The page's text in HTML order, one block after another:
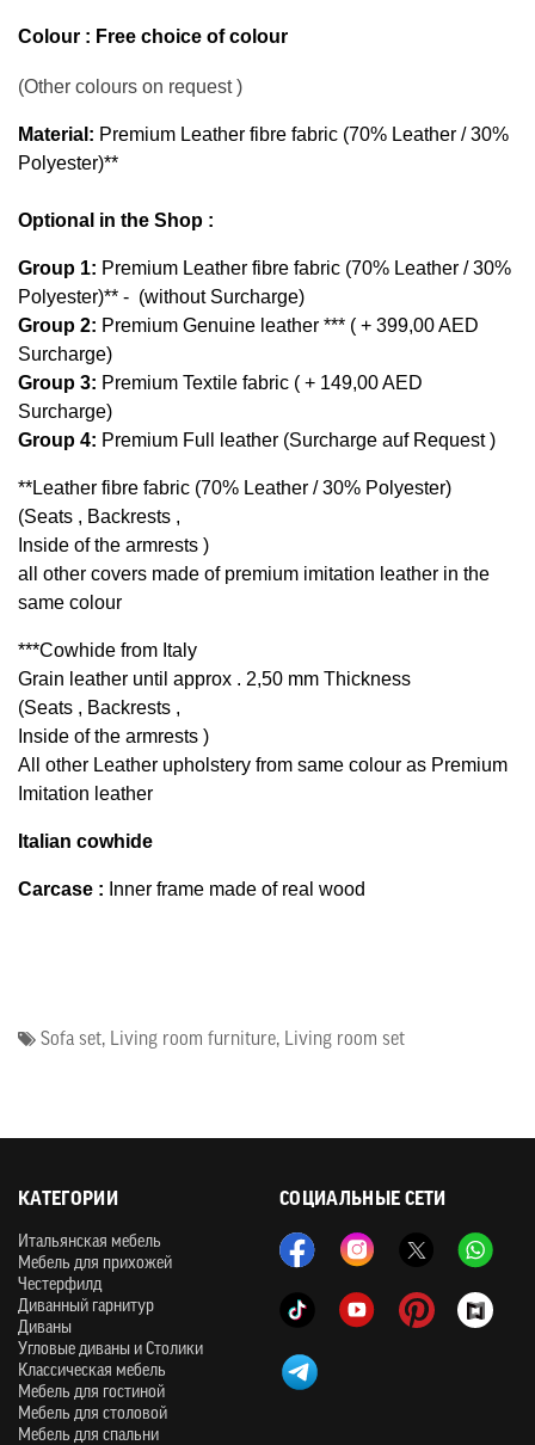
Colour : Free choice of colour
(Other colours on request )
Material: Premium Leather fibre fabric (70% Leather / 30%
Polyester)**
Optional in the Shop :
Group 1: Premium Leather fibre fabric (70% Leather / 30%
Polyester)** -  (without Surcharge)
Group 2: Premium Genuine leather *** ( + 399,00 AED
Surcharge)
Group 3: Premium Textile fabric ( + 149,00 AED
Surcharge)
Group 4: Premium Full leather (Surcharge auf Request )
**Leather fibre fabric (70% Leather / 30% Polyester)
(Seats , Backrests ,
Inside of the armrests )
all other covers made of premium imitation leather in the
same colour
***Cowhide from Italy
Grain leather until approx . 2,50 mm Thickness
(Seats , Backrests ,
Inside of the armrests )
All other Leather upholstery from same colour as Premium
Imitation leather
Italian cowhide
Carcase : Inner frame made of real wood
Sofa set, Living room furniture, Living room set
СОЦИАЛЬНЫЕ СЕТИ
КАТЕГОРИИ
Итальянская мебель
Мебель для прихожей
Честерфилд
Диванный гарнитур
Диваны
Угловые диваны и Столики
Классическая мебель
Мебель для гостиной
Мебель для столовой
Мебель для спальни